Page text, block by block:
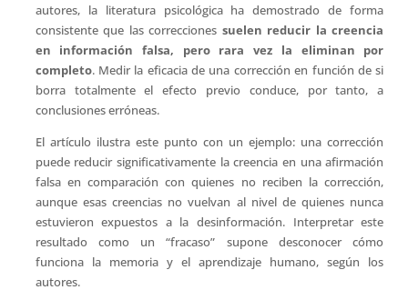
autores, la literatura psicológica ha demostrado de forma
consistente que las correcciones suelen reducir la creencia
en información falsa, pero rara vez la eliminan por
completo. Medir la eficacia de una corrección en función de si
borra totalmente el efecto previo conduce, por tanto, a
conclusiones erróneas.
El artículo ilustra este punto con un ejemplo: una corrección
puede reducir significativamente la creencia en una afirmación
falsa en comparación con quienes no reciben la corrección,
aunque esas creencias no vuelvan al nivel de quienes nunca
estuvieron expuestos a la desinformación. Interpretar este
resultado como un “fracaso” supone desconocer cómo
funciona la memoria y el aprendizaje humano, según los
autores.